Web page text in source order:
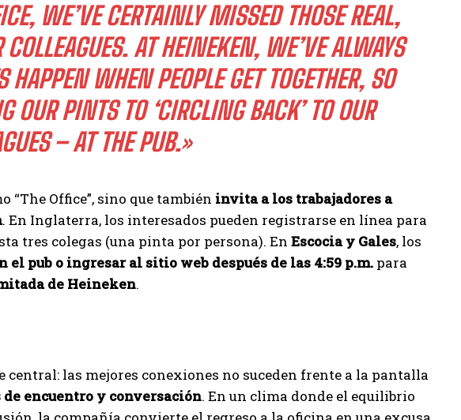
CERTAINLY MISSED THOSE REAL, IN-P
AT HEINEKEN, WE’VE ALWAYS BELI
WHEN PEOPLE GET TOGETHER, SO THIS
TO ‘CIRCLING BACK’ TO OUR COLL
– AT THE PUB.»
“The Office”, sino que también invita a los trabajadores a
. En Inglaterra, los interesados pueden registrarse en línea para
tres colegas (una pinta por persona). En Escocia y Gales, los
el pub o ingresar al sitio web después de las 4:59 p.m. para
de Heineken.
central: las mejores conexiones no suceden frente a la pantalla
encuentro y conversación. En un clima donde el equilibrio